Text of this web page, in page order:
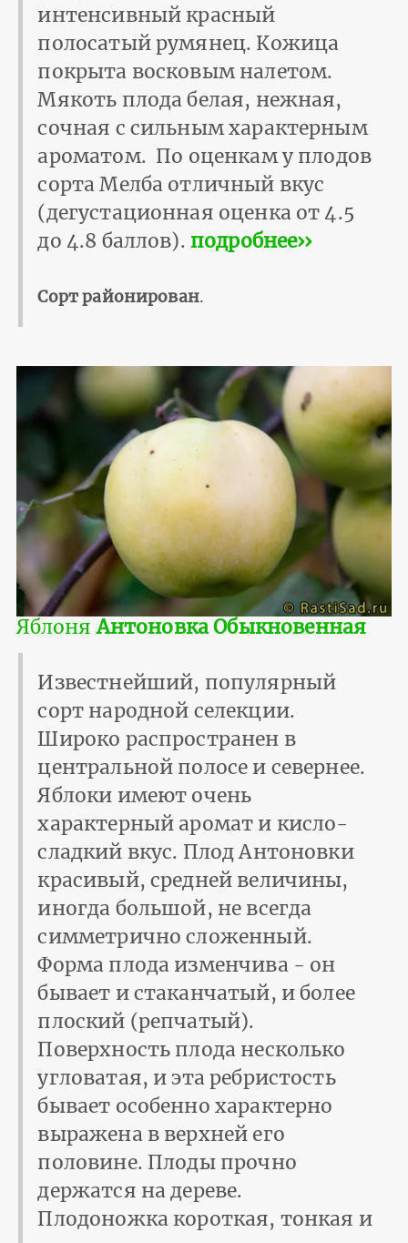
интенсивный красный
полосатый румянец. Кожица
покрыта восковым налетом.
Мякоть плода белая, нежная,
сочная с сильным характерным
ароматом. По оценкам у плодов
сорта Мелба отличный вкус
(дегустационная оценка от 4.5
до 4.8 баллов). подробнее››
Сорт районирован.
ЯблоняАнтоновка Обыкновенная
Известнейший, популярный
сорт народной селекции.
Широко распространен в
центральной полосе и севернее.
Яблоки имеют очень
характерный аромат и кисло-
сладкий вкус. Плод Антоновки
красивый, средней величины,
иногда большой, не всегда
симметрично сложенный.
Форма плода изменчива - он
бывает и стаканчатый, и более
плоский (репчатый).
Поверхность плода несколько
угловатая, и эта ребристость
бывает особенно характерно
выражена в верхней его
половине. Плоды прочно
держатся на дереве.
Плодоножка короткая, тонкая и